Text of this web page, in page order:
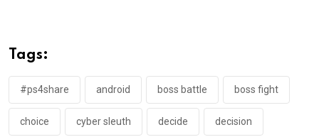
Tags:
#ps4share android boss battle boss fight
choice cyber sleuth decide decision